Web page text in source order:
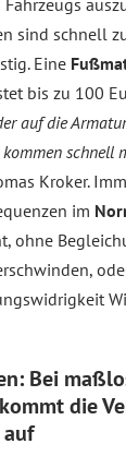
sind schnell
Eine
bis zu 100
auf die
schnell
Kroker.
im
ohne
Bei
die